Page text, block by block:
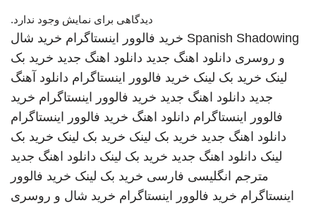
دیدگاهی برای نمایش وجود ندارد.
Spanish Shadowing خرید فالوور اینستاگرام خرید شال
و روسری دانلود اهنگ جدید دانلود اهنگ جدید خرید بک
لینک خرید بک لینک خرید فالوور اینستاگرام دانلود آهنگ
جدید دانلود اهنگ جدید خرید فالوور اینستاگرام خرید
فالوور اینستاگرام دانلود اهنگ خرید فالوور اینستاگرام
دانلود اهنگ جدید خرید بک لینک خرید بک لینک خرید بک
لینک دانلود اهنگ جدید خرید بک لینک دانلود اهنگ جدید
مترجم انگلیسی فارسی خرید بک لینک خرید فالوور
اینستاگرام خرید فالوور اینستاگرام خرید شال و روسری